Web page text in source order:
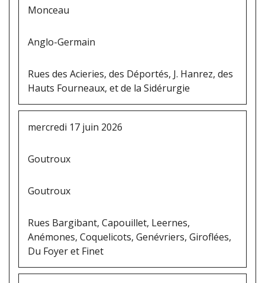
Monceau
Anglo-Germain
Rues des Acieries, des Déportés, J. Hanrez, des
Hauts Fourneaux, et de la Sidérurgie
mercredi 17 juin 2026
Goutroux
Goutroux
Rues Bargibant, Capouillet, Leernes,
Anémones, Coquelicots, Genévriers, Giroflées,
Du Foyer et Finet